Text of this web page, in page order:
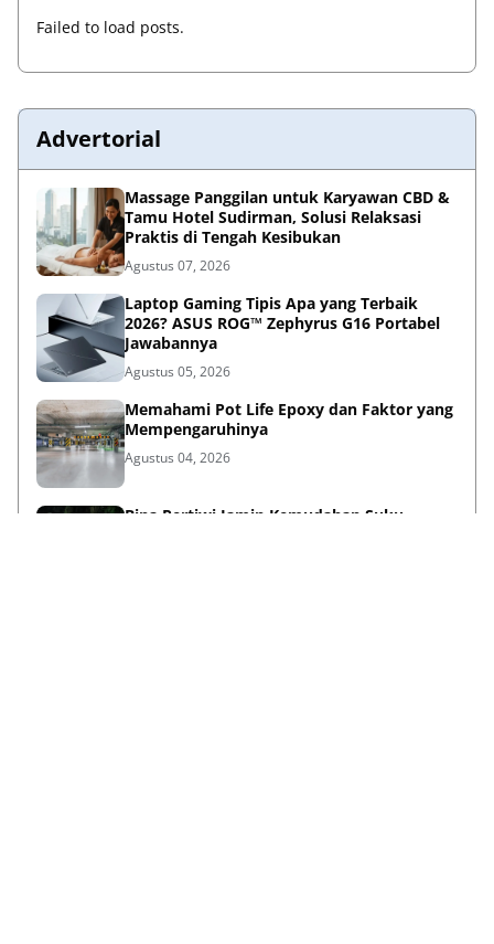
Failed to load posts.
Advertorial
Massage Panggilan untuk Karyawan CBD &
Tamu Hotel Sudirman, Solusi Relaksasi
Praktis di Tengah Kesibukan
Agustus 07, 2026
Laptop Gaming Tipis Apa yang Terbaik
2026? ASUS ROG™ Zephyrus G16 Portabel
Jawabannya
Agustus 05, 2026
Memahami Pot Life Epoxy dan Faktor yang
Mempengaruhinya
Agustus 04, 2026
Bina Pertiwi Jamin Kemudahan Suku